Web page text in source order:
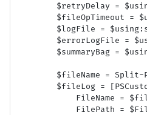
$retryDelay =
$fileOpTimeout =
$logFile =
$errorLogFile =
$summaryBag =
$fileName = Split-
$fileLog =
FileName =
FilePath =